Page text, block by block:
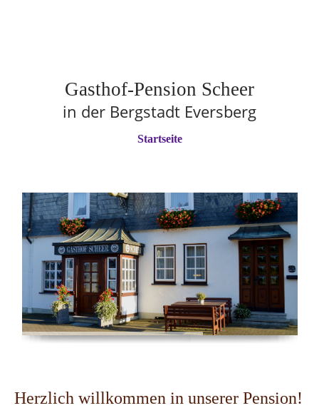
Gasthof-Pension Scheer
in der Bergstadt Eversberg
Startseite
Herzlich willkommen in unserer Pension!